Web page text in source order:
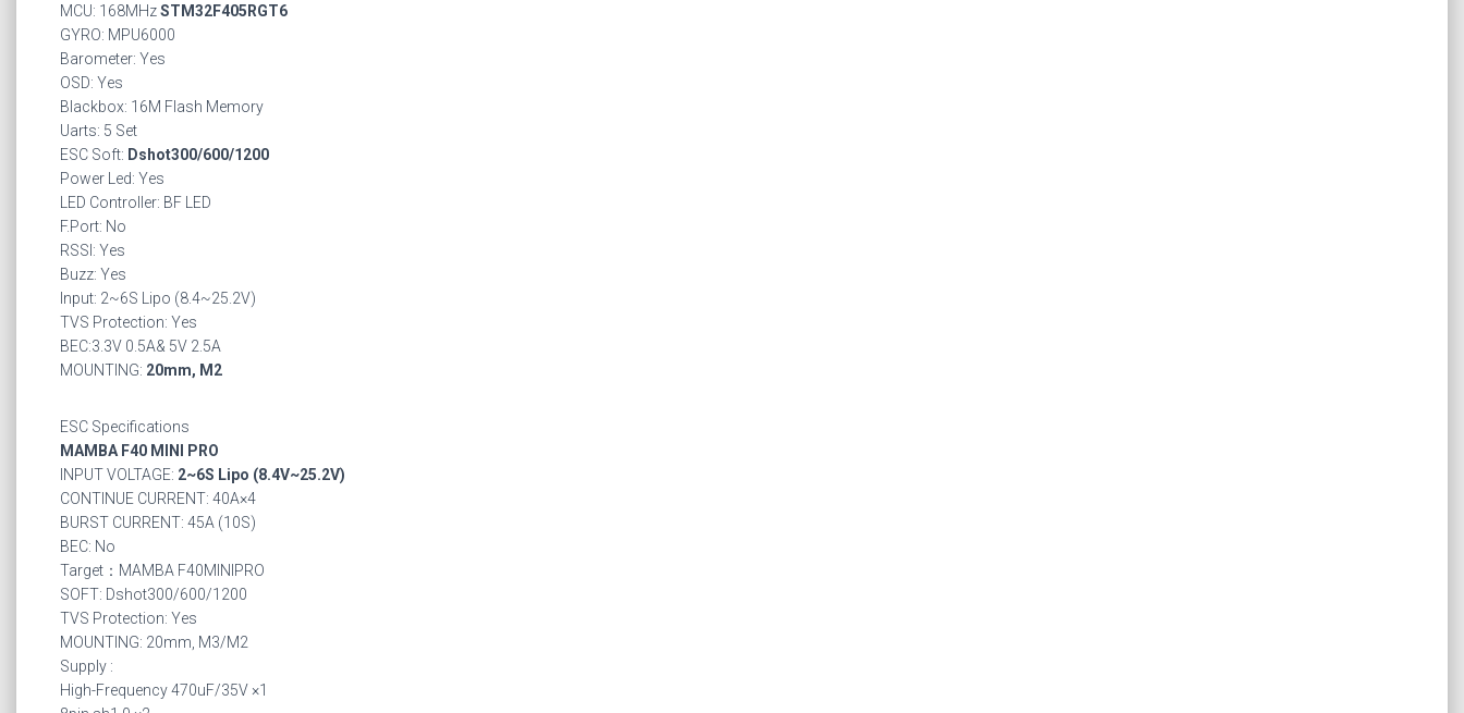
MCU: 168MHzSTM32F405RGT6
GYRO: MPU6000
Barometer: Yes
OSD: Yes
Blackbox: 16M Flash Memory
Uarts: 5 Set
ESC Soft: Dshot300/600/1200
Power Led: Yes
LED Controller: BF LED
F.Port: No
RSSI: Yes
Buzz: Yes
Input: 2~6S Lipo (8.4~25.2V)
TVS Protection: Yes
BEC:3.3V 0.5A& 5V 2.5A
MOUNTING: 20mm, M2
ESC Specifications
MAMBA F40 MINI PRO
INPUT VOLTAGE: 2~6S Lipo (8.4V~25.2V)
CONTINUE CURRENT: 40A×4
BURST CURRENT: 45A (10S)
BEC: No
Target：MAMBA F40MINIPRO
SOFT: Dshot300/600/1200
TVS Protection: Yes
MOUNTING: 20mm, M3/M2
Supply :
High-Frequency 470uF/35V ×1